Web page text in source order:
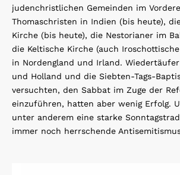
judenchristlichen Gemeinden im
Thomaschristen in Indien (bis heute),
Kirche (bis heute), die Nestorianer im
die Keltische Kirche (auch
in Nordengland und Irland.
und Holland und die Siebten-Tags-
versuchten, den Sabbat im Zuge der
einzuführen, hatten aber wenig Erfolg.
unter anderem eine starke
immer noch herrschende